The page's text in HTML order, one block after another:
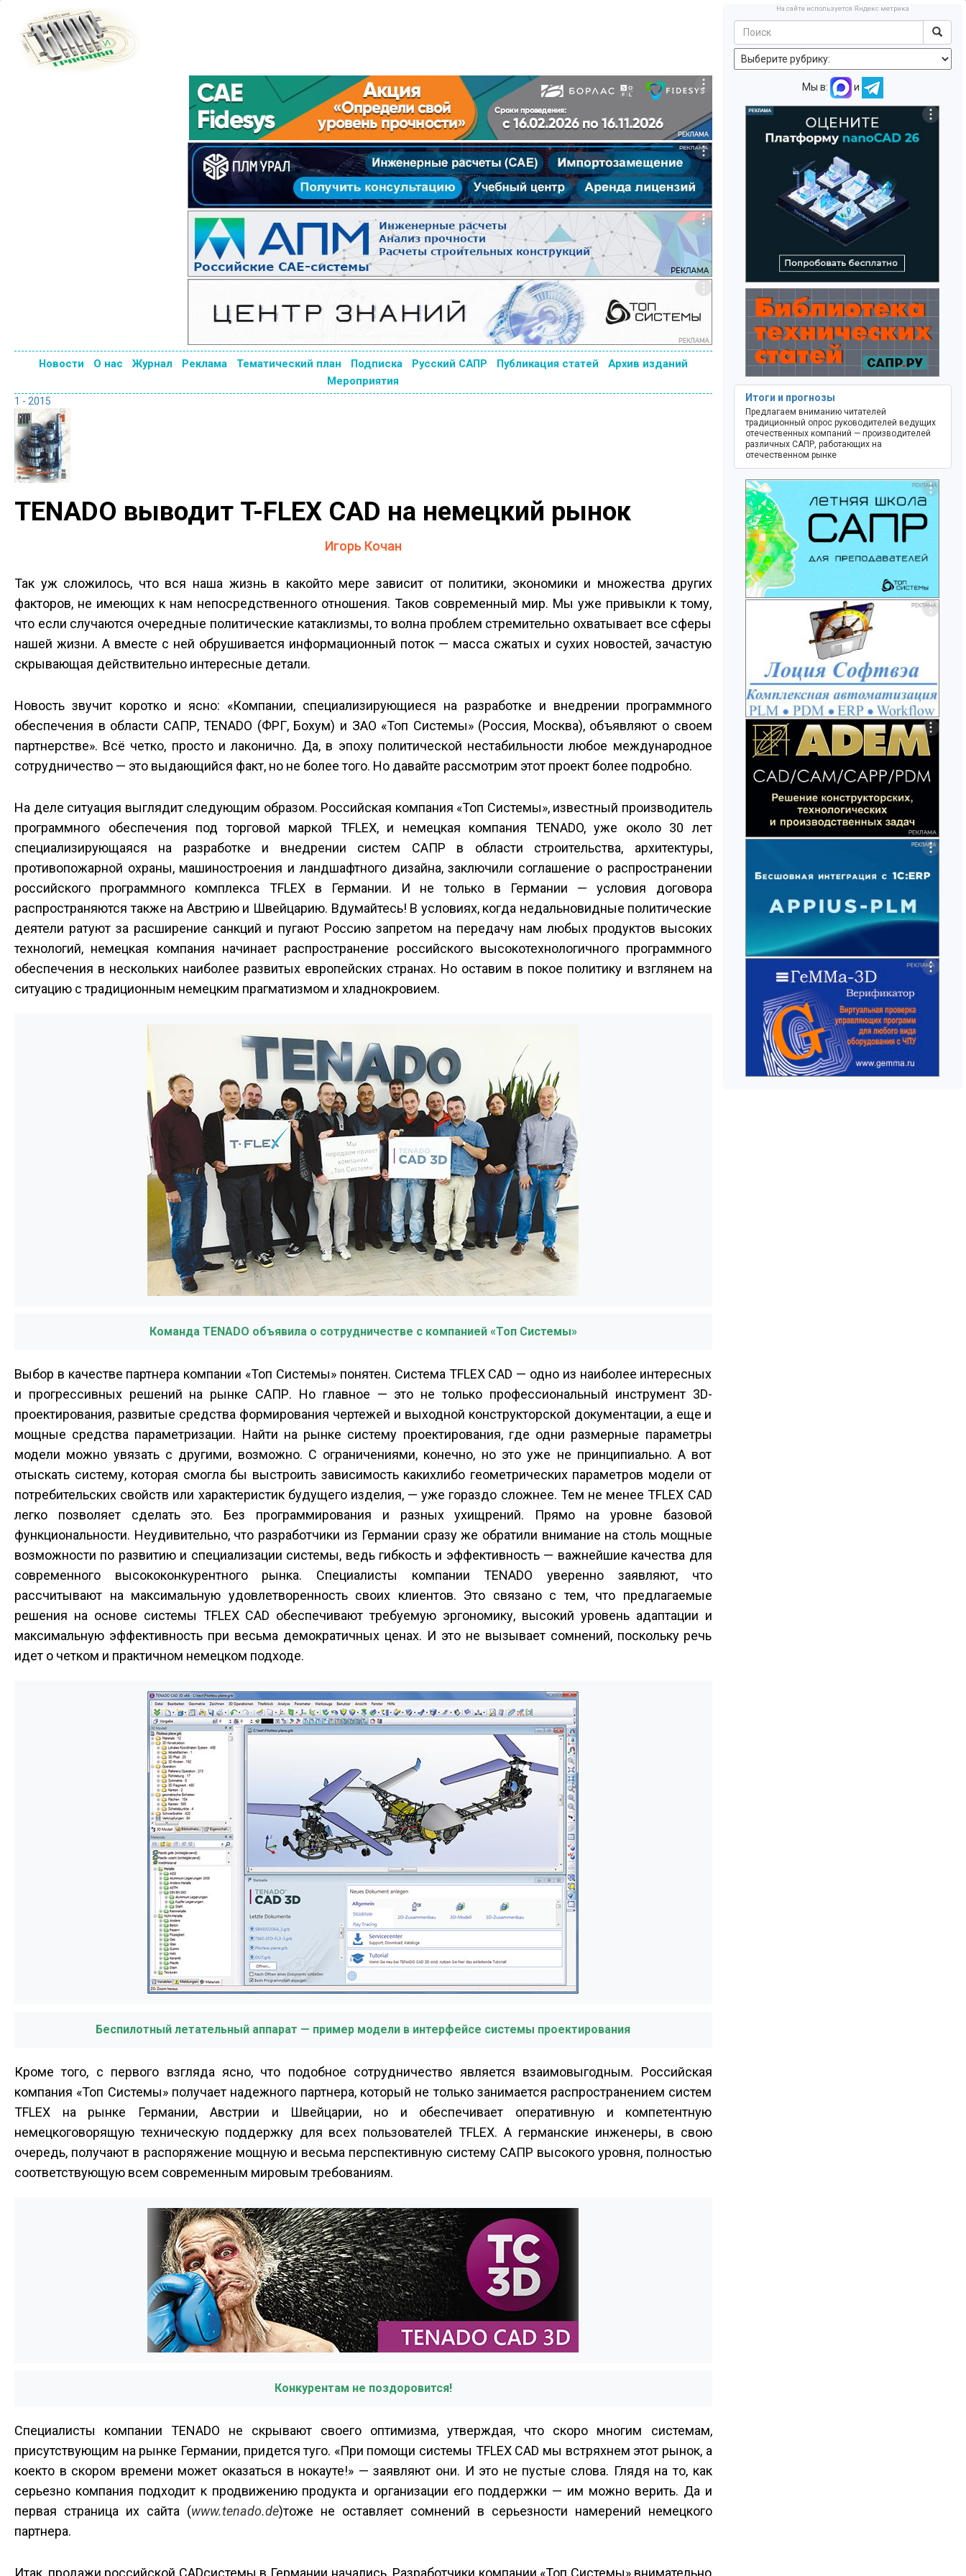
Новости О нас Журнал Реклама Тематический план Подписка Русский САПР Публикация статей
Архив изданий
Мероприятия
1 - 2015
TENADO выводит T-FLEX CAD на немецкий рынок
Игорь Кочан
Так уж сложилось, что вся наша жизнь в какой­то мере зависит от политики, экономики и множества других
факторов, не имеющих к нам непосредственного отношения. Таков современный мир. Мы уже привыкли к тому,
что если случаются очередные политические катаклизмы, то волна проблем стремительно охватывает все сферы
нашей жизни. А вместе с ней обрушивается информационный поток — масса сжатых и сухих новостей, зачастую
скрывающая действительно интересные детали.
Новость звучит коротко и ясно: «Компании, специализирующиеся на разработке и внедрении программного
обеспечения в области САПР, TENADO (ФРГ, Бохум) и ЗАО «Топ Системы» (Россия, Москва), объявляют о своем
партнерстве». Всё четко, просто и лаконично. Да, в эпоху политической нестабильности любое международное
сотрудничество — это выдающийся факт, но не более того. Но давайте рассмотрим этот проект более подробно.
На деле ситуация выглядит следующим образом. Российская компания «Топ Системы», известный производитель
программного обеспечения под торговой маркой T­FLEX, и немецкая компания TENADO, уже около 30 лет
специализирующаяся на разработке и внедрении систем САПР в области строительства, архитектуры,
противопожарной охраны, машиностроения и ландшафтного дизайна, заключили соглашение о распространении
российского программного комплекса T­FLEX в Германии. И не только в Германии — условия договора
распространяются также на Австрию и Швейцарию. Вдумайтесь! В условиях, когда недальновидные политические
деятели ратуют за расширение санкций и пугают Россию запретом на передачу нам любых продуктов высоких
технологий, немецкая компания начинает распространение российского высокотехнологичного программного
обеспечения в нескольких наиболее развитых европейских странах. Но оставим в покое политику и взглянем на
ситуацию с традиционным немецким прагматизмом и хладнокровием.
Команда TENADO объявила о сотрудничестве с компанией «Топ Системы»
Выбор в качестве партнера компании «Топ Системы» понятен. Система T­FLEX CAD — одно из наиболее интересных
и прогрессивных решений на рынке САПР. Но главное — это не только профессиональный инструмент 3D­
проектирования, развитые средства формирования чертежей и выходной конструкторской документации, а еще и
мощные средства параметризации. Найти на рынке систему проектирования, где одни размерные параметры
модели можно увязать с другими, возможно. С ограничениями, конечно, но это уже не принципиально. А вот
отыскать систему, которая смогла бы выстроить зависимость каких­либо геометрических параметров модели от
потребительских свойств или характеристик будущего изделия, — уже гораздо сложнее. Тем не менее T­FLEX CAD
легко позволяет сделать это. Без программирования и разных ухищрений. Прямо на уровне базовой
функциональности. Неудивительно, что разработчики из Германии сразу же обратили внимание на столь мощные
возможности по развитию и специализации системы, ведь гибкость и эффективность — важнейшие качества для
современного высококонкурентного рынка. Специалисты компании TENADO уверенно заявляют, что
рассчитывают на максимальную удовлетворенность своих клиентов. Это связано с тем, что предлагаемые
решения на основе системы T­FLEX CAD обеспечивают требуемую эргономику, высокий уровень адаптации и
максимальную эффективность при весьма демократичных ценах. И это не вызывает сомнений, поскольку речь
идет о четком и практичном немецком подходе.
Беспилотный летательный аппарат — пример модели в интерфейсе системы проектирования
Кроме того, с первого взгляда ясно, что подобное сотрудничество является взаимовыгодным. Российская
компания «Топ Системы» получает надежного партнера, который не только занимается распространением систем
T­FLEX на рынке Германии, Австрии и Швейцарии, но и обеспечивает оперативную и компетентную
немецкоговорящую техническую поддержку для всех пользователей T­FLEX. А германские инженеры, в свою
очередь, получают в распоряжение мощную и весьма перспективную систему САПР высокого уровня, полностью
соответствующую всем современным мировым требованиям.
Конкурентам не поздоровится!
Специалисты компании TENADO не скрывают своего оптимизма, утверждая, что скоро многим системам,
присутствующим на рынке Германии, придется туго. «При помощи системы T­FLEX CAD мы встряхнем этот рынок, а
кое­кто в скором времени может оказаться в нокауте!» — заявляют они. И это не пустые слова. Глядя на то, как
серьезно компания подходит к продвижению продукта и организации его поддержки — им можно верить. Да и
первая страница их сайта (www.tenado.de)тоже не оставляет сомнений в серьезности намерений немецкого
партнера.
Итак, продажи российской CAD­системы в Германии начались. Разработчики компании «Топ Системы» внимательно
На сайте используется Яндекс метрика
Мы в: и
Итоги и прогнозы
Предлагаем вниманию читателей
традиционный опрос руководителей ведущих
отечественных компаний — производителей
различных САПР, работающих на
отечественном рынке